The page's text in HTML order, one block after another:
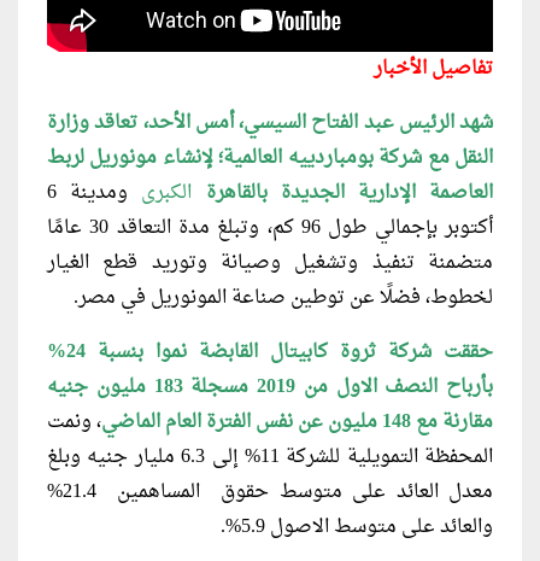
تفاصيل الأخبار
شهد الرئيس عبد الفتاح السيسي، أمس الأحد، تعاقد وزارة
النقل مع شركة بومباردييه العالمية؛ لإنشاء مونوريل لربط
العاصمة الإدارية الجديدة بالقاهرة الكبرى
ومدينة 6
أكتوبر بإجمالي طول 96 كم، وتبلغ مدة التعاقد 30 عامًا
متضمنة تنفيذ وتشغيل وصيانة وتوريد قطع الغيار
لخطوط، فضلًا عن توطين صناعة المونوريل في مصر.
حققت شركة ثروة كابيتال القابضة نموا بنسبة 24%
بأرباح النصف الاول من 2019 مسجلة 183 مليون جنيه
مقارنة مع 148 مليون عن نفس الفترة العام الماضي
، ونمت
المحفظة التمويلية للشركة 11% إلى 6.3 مليار جنيه وبلغ
معدل العائد على متوسط حقوق المساهمين 21.4%
والعائد على متوسط الاصول 5.9
%
.